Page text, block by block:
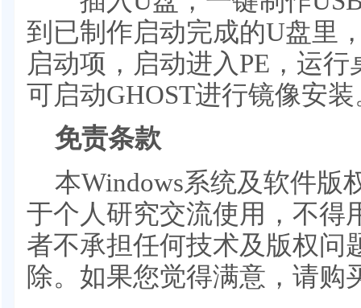
到已制作启动完成的U盘里
启动项，启动进入PE，运
可启动GHOST进行镜像安装
免责条款
本Windows系统及软件版
于个人研究交流使用，不得
者不承担任何技术及版权问
除。如果您觉得满意，请购